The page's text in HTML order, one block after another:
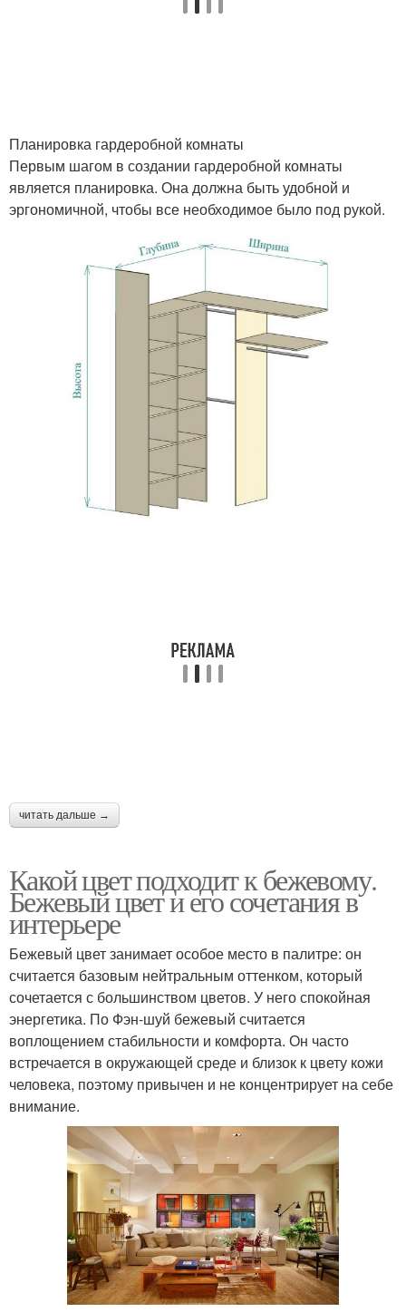
Планировка гардеробной комнаты
Первым шагом в создании гардеробной комнаты
является планировка. Она должна быть удобной и
эргономичной, чтобы все необходимое было под рукой.
читать дальше →
Какой цвет подходит к бежевому.
Бежевый цвет и его сочетания в
интерьере
Бежевый цвет занимает особое место в палитре: он
считается базовым нейтральным оттенком, который
сочетается с большинством цветов. У него спокойная
энергетика. По Фэн-шуй бежевый считается
воплощением стабильности и комфорта. Он часто
встречается в окружающей среде и близок к цвету кожи
человека, поэтому привычен и не концентрирует на себе
внимание.